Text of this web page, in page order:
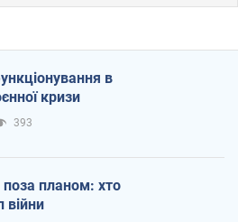
в
кризи
393
поза планом: хто
війни